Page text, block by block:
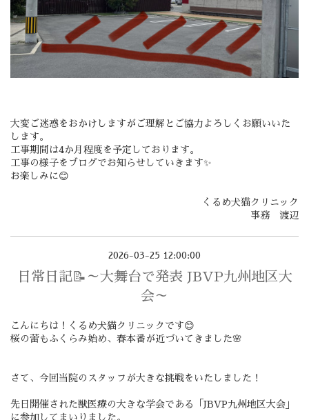
大変ご迷惑をおかけしますがご理解とご協力よろしくお願いいた
します。
工事期間は4か月程度を予定しております。
工事の様子をブログでお知らせしていきます✨
お楽しみに😊
くるめ犬猫クリニック
事務 渡辺
2026-03-25 12:00:00
日常日記📝～大舞台で発表 JBVP九州地区大
会～
こんにちは！くるめ犬猫クリニックです😊
桜の蕾もふくらみ始め、春本番が近づいてきました🌸
さて、今回当院のスタッフが大きな挑戦をいたしました！
先日開催された獣医療の大きな学会である「JBVP九州地区大会」
に参加してまいりました。